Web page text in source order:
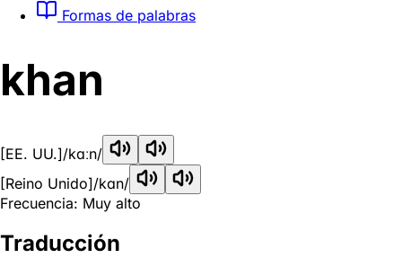
Formas de palabras
khan
[EE. UU.]/kɑːn/
[Reino Unido]/kɑn/
Frecuencia: Muy alto
Traducción